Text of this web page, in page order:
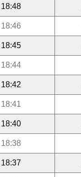
18:48
18:46
18:45
18:44
18:42
18:41
18:40
18:38
18:37